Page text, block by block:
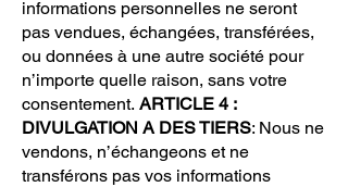
informations personnelles ne seront
pas vendues, échangées, transférées,
ou données à une autre société pour
n’importe quelle raison, sans votre
consentement. ARTICLE 4 :
DIVULGATION A DES TIERS: Nous ne
vendons, n’échangeons et ne
transférons pas vos informations